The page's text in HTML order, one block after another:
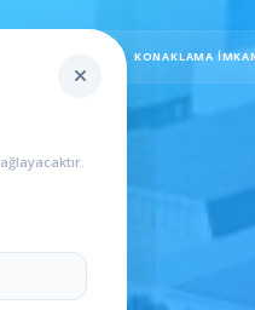
KONAKLAMA